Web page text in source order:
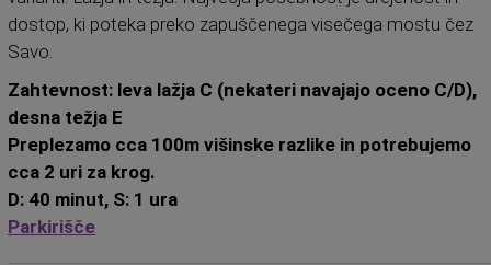
dostop, ki poteka preko zapuščenega visečega mostu čez
Savo.
Zahtevnost: leva lažja C (nekateri navajajo oceno C/D),
desna težja E
Preplezamo cca 100m višinske razlike in potrebujemo
cca 2 uri za krog.
D: 40 minut, S: 1 ura
Parkirišče